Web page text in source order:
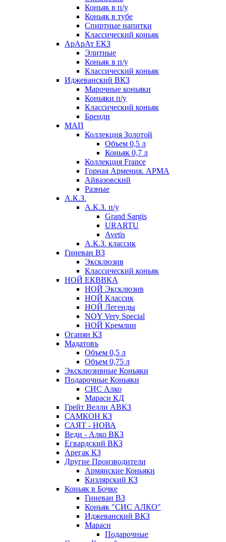
Коньяк в п/у
Коньяк в тубе
Спиртные напитки
Классический коньяк
АрАрАт ЕКЗ
Элитные
Коньяк в п/у
Классический коньяк
Иджеванский ВКЗ
Марочные коньяки
Коньяки п/у
Классический коньяк
Бренди
МАП
Коллекция Золотой
Объем 0,5 л
Коньяк 0,7 л
Коллекция France
Горная Армения. АРМА
Айвазовский
Разные
А.К.З.
А.К.З. п/у
Grand Sargis
URARTU
Avetis
А.К.З. классик
Гиневан ВЗ
Эксклюзив
Классический коньяк
НОЙ ЕКВВКА
НОЙ Эксклюзив
НОЙ Классик
НОЙ Легенды
NOY Very Speсial
НОЙ Кремлин
Оганян КЗ
Мадатовъ
Объем 0,5 л
Объем 0,75 л
Эксклюзивные Коньяки
Подарочные Коньяки
СИС Алко
Мараси КД
Грейт Велли АВКЗ
САМКОН КЗ
САЯТ - НОВА
Веди - Алко ВКЗ
Егвардский ВКЗ
Арегак КЗ
Другие Производители
Армянские Коньяки
Кизлярский КЗ
Коньяк в Бочке
Гиневан ВЗ
Коньяк "СИС АЛКО"
Иджеванский ВКЗ
Мараси
Подарочные